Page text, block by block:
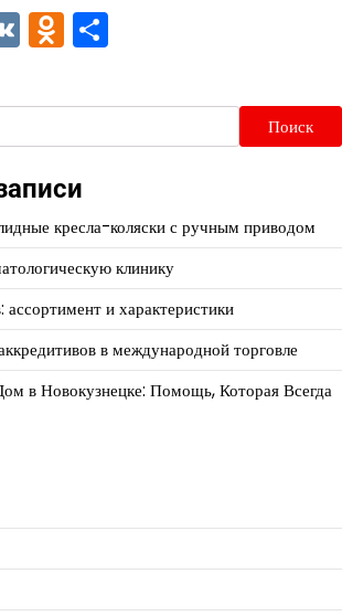
VKOdnoklassniki
Поиск
кресла-коляски с ручным приводом
клинику
и характеристики
в международной торговле
в Новокузнецке: Помощь, Которая Всегда